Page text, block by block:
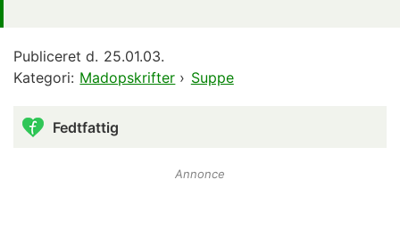
Publiceret d. 25.01.03.
Kategori: Madopskrifter › Suppe
Fedtfattig
Annonce